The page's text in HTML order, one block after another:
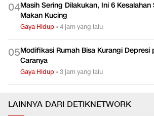
04Masih Sering Dilakukan, Ini 6
Makan Kucing
Gaya Hidup •4 jam yang lalu
05Modifikasi Rumah Bisa Kurangi Depresi
Caranya
Gaya Hidup •3 jam yang lalu
LAINNYA DARI DETIKNETWORK